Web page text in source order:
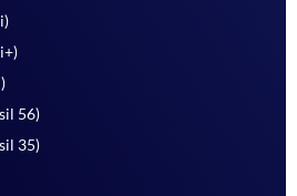
56)
35)